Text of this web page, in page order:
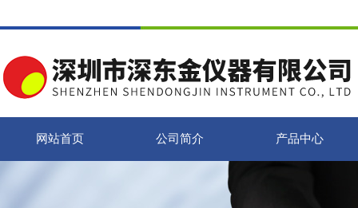
网站首页 公司简介 产品中心